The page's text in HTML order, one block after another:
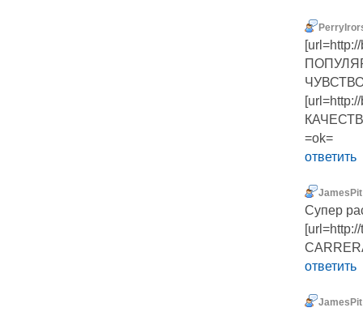
=ok=
ответить
JamesPit
Cупер
ответить
JamesPit